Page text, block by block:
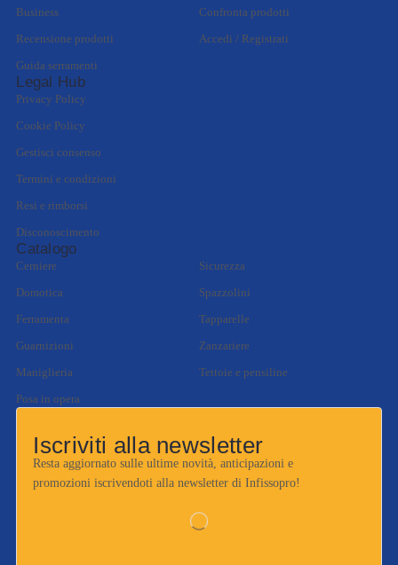
Business
Recensione prodotti
Guida serramenti
Confronta prodotti
Accedi / Registrati
Legal Hub
Privacy Policy
Cookie Policy
Gestisci consenso
Termini e condizioni
Resi e rimborsi
Disconoscimento
Catalogo
Cerniere
Domotica
Ferramenta
Guarnizioni
Maniglieria
Posa in opera
Sicurezza
Spazzolini
Tapparelle
Zanzariere
Tettoie e pensiline
Iscriviti alla newsletter
Resta aggiornato sulle ultime novità, anticipazioni e
promozioni iscrivendoti alla newsletter di Infissopro!